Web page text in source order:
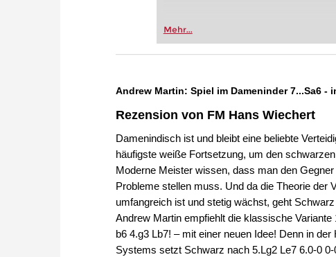
Mehr...
Andrew Martin: Spiel im Dameninder 7...Sa6 -
Rezension von FM Hans Wiechert
Damenindisch ist und bleibt eine beliebte
häufigste weiße Fortsetzung, um den
Moderne Meister wissen, dass man den
Probleme stellen muss. Und da die Theorie der
umfangreich ist und stetig wächst, geht
Andrew Martin empfiehlt die klassische Variante
b6 4.g3 Lb7! – mit einer neuen Idee! Denn in
Systems setzt Schwarz nach 5.Lg2 Le7 6.0-0